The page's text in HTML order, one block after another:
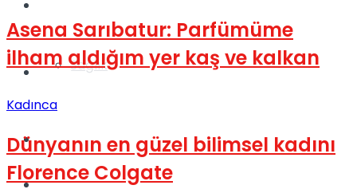
Sağlık
TV
Müzik
Sinema
Asena Sarıbatur: Parfümüme
ilham aldığım yer kaş ve kalkan
Kadınca
Dünyanın en güzel bilimsel kadını
Florence Colgate